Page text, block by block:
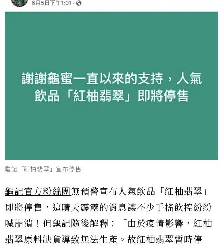
龜記「紅柚翡翠」宣布停售
龜記官方粉絲團無預警宣布人氣飲品「紅柚翡翠」
即將停售，這晴天霹靂的消息讓不少手搖飲控紛紛
喊崩潰！但龜記隨後解釋：「由於疫情影響，紅柚
翡翠原料缺貨導致無法生產。故紅柚翡翠暫時停